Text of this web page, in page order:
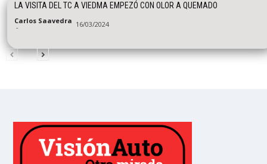
LA VISITA DEL TC A VIEDMA EMPEZÓ CON OLOR A QUEMADO
Carlos Saavedra
- 16/03/2024